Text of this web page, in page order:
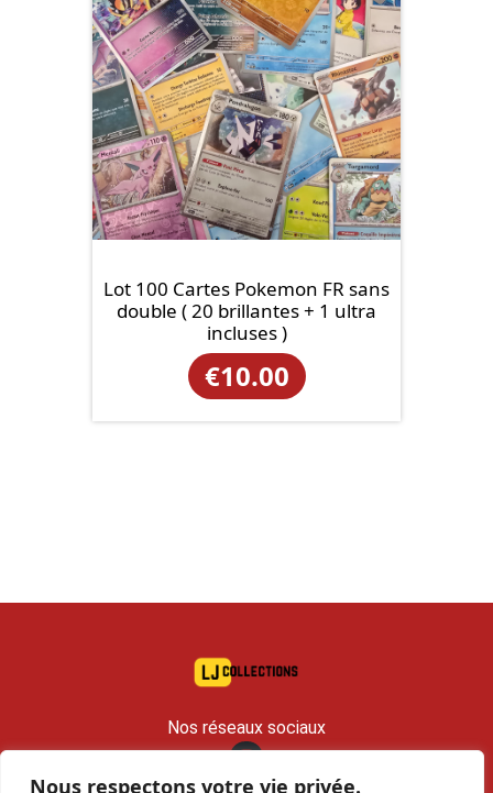
Nous respectons votre vie privée.
Lot 100 Cartes Pokemon FR sans
double ( 20 brillantes + 1 ultra
incluses )
€10.00
Nos réseaux sociaux
contact@lj-collections.com